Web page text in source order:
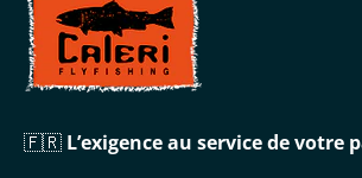
🇫🇷 L’exigence au service de votre